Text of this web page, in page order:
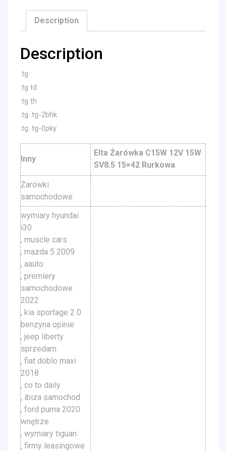
Description
Description
.tg
.tg td
.tg th
.tg .tg-2bhk
.tg .tg-0pky
Inny
Elta Żarówka C15W 12V 15W
SV8.5 15×42 Rurkowa
Żarówki
samochodowe
wymiary hyundai
i30
, muscle cars
, mazda 5 2009
, aauto
, premiery
samochodowe
2022
, kia sportage 2 0
benzyna opinie
, jeep liberty
sprzedam
, fiat doblo maxi
2018
, co to daily
, ibiza samochod
, ford puma 2020
wnętrze
, wymiary tiguan
, firmy leasingowe